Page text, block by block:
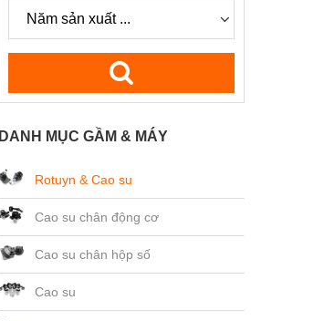
DANH MỤC GẦM & MÁY
Rotuyn & Cao su
Cao su chân động cơ
Cao su chân hộp số
Cao su